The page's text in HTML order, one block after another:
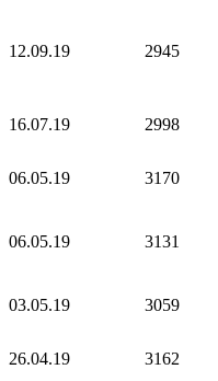
12.09.19 2945
16.07.19
2998
06.05.19 3170
06.05.19 3131
03.05.19 3059
26.04.19
3162